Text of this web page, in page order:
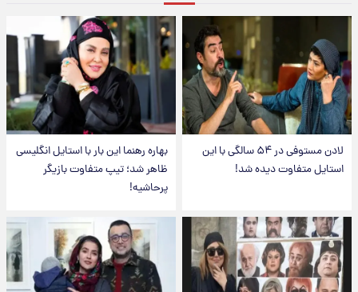
لادن مستوفی در ۵۴ سالگی با این
استایل متفاوت دیده شد!
بهاره رهنما این بار با استایل انگلیسی
ظاهر شد؛ تیپ متفاوت بازیگر
پرحاشیه!